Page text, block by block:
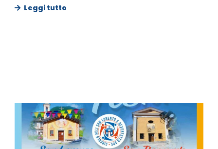
Leggi tutto